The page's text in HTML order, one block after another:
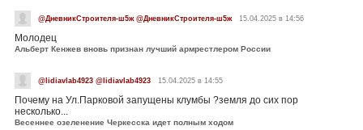
@ДневникСтроителя-ш5ж @ДневникСтроителя-ш5ж 15.04.2025 в 14:56
Молодец
Альберт Кенжев вновь признан лучший армрестлером России
@lidiavlab4923 @lidiavlab4923 15.04.2025 в 14:55
Почему на Ул.Парковой запущены клумбы ?земля до сих пор
несколько...
Весеннее озеленение Черкесска идет полным ходом